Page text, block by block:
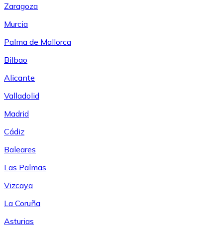
Zaragoza
Murcia
Palma de Mallorca
Bilbao
Alicante
Valladolid
Madrid
Cádiz
Baleares
Las Palmas
Vizcaya
La Coruña
Asturias